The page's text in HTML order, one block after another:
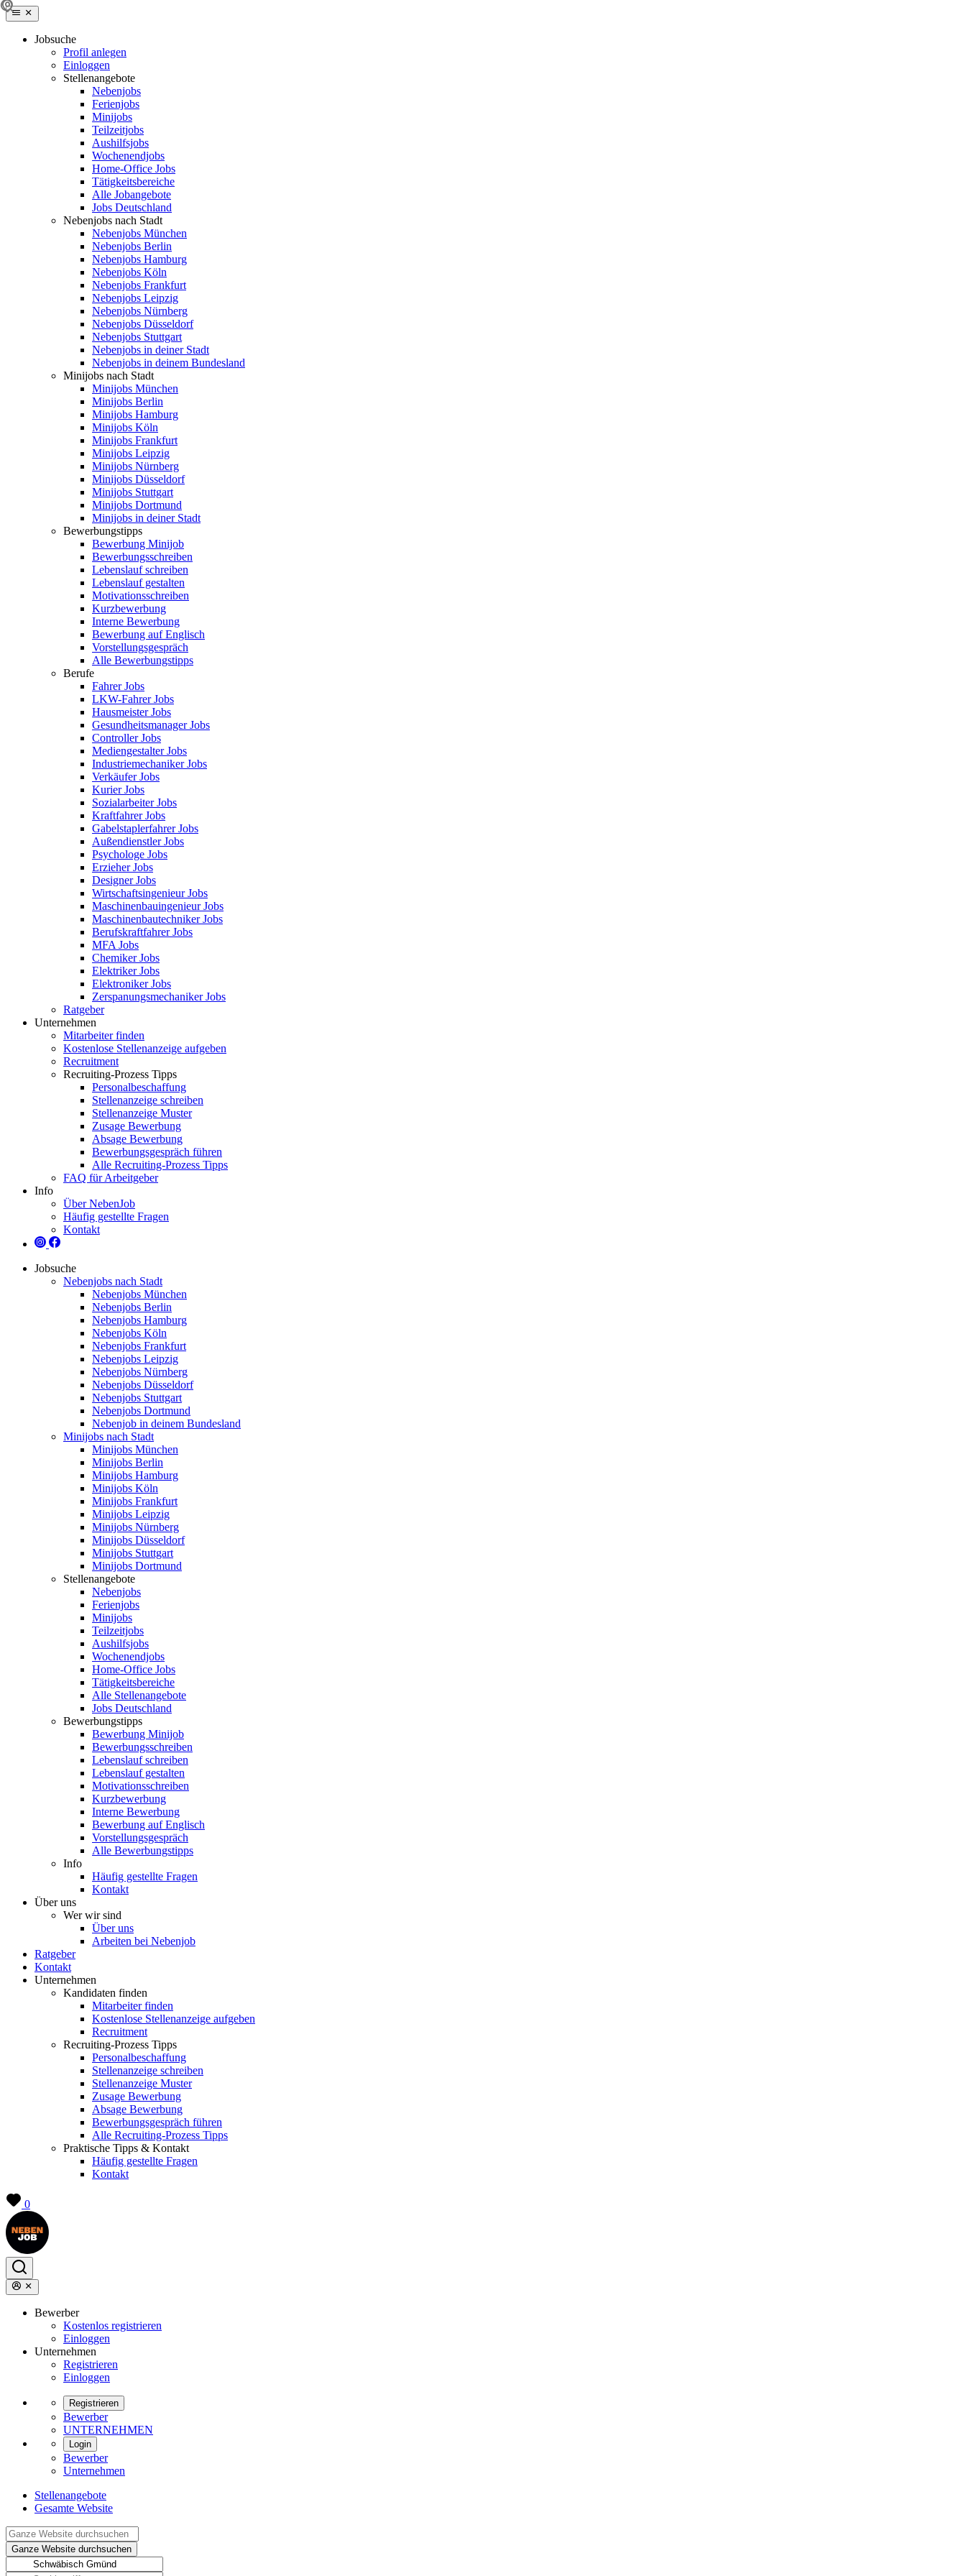
Jobsuche
Profil anlegen
Einloggen
Stellenangebote
Nebenjobs
Ferienjobs
Minijobs
Teilzeitjobs
Aushilfsjobs
Wochenendjobs
Home-Office Jobs
Tätigkeitsbereiche
Alle Jobangebote
Jobs Deutschland
Nebenjobs nach Stadt
Nebenjobs München
Nebenjobs Berlin
Nebenjobs Hamburg
Nebenjobs Köln
Nebenjobs Frankfurt
Nebenjobs Leipzig
Nebenjobs Nürnberg
Nebenjobs Düsseldorf
Nebenjobs Stuttgart
Nebenjobs in deiner Stadt
Nebenjobs in deinem Bundesland
Minijobs nach Stadt
Minijobs München
Minijobs Berlin
Minijobs Hamburg
Minijobs Köln
Minijobs Frankfurt
Minijobs Leipzig
Minijobs Nürnberg
Minijobs Düsseldorf
Minijobs Stuttgart
Minijobs Dortmund
Minijobs in deiner Stadt
Bewerbungstipps
Bewerbung Minijob
Bewerbungsschreiben
Lebenslauf schreiben
Lebenslauf gestalten
Motivationsschreiben
Kurzbewerbung
Interne Bewerbung
Bewerbung auf Englisch
Vorstellungsgespräch
Alle Bewerbungstipps
Berufe
Fahrer Jobs
LKW-Fahrer Jobs
Hausmeister Jobs
Gesundheitsmanager Jobs
Controller Jobs
Mediengestalter Jobs
Industriemechaniker Jobs
Verkäufer Jobs
Kurier Jobs
Sozialarbeiter Jobs
Kraftfahrer Jobs
Gabelstaplerfahrer Jobs
Außendienstler Jobs
Psychologe Jobs
Erzieher Jobs
Designer Jobs
Wirtschaftsingenieur Jobs
Maschinenbauingenieur Jobs
Maschinenbautechniker Jobs
Berufskraftfahrer Jobs
MFA Jobs
Chemiker Jobs
Elektriker Jobs
Elektroniker Jobs
Zerspanungsmechaniker Jobs
Ratgeber
Unternehmen
Mitarbeiter finden
Kostenlose Stellenanzeige aufgeben
Recruitment
Recruiting-Prozess Tipps
Personalbeschaffung
Stellenanzeige schreiben
Stellenanzeige Muster
Zusage Bewerbung
Absage Bewerbung
Bewerbungsgespräch führen
Alle Recruiting-Prozess Tipps
FAQ für Arbeitgeber
Info
Über NebenJob
Häufig gestellte Fragen
Kontakt
Jobsuche
Nebenjobs nach Stadt
Nebenjobs München
Nebenjobs Berlin
Nebenjobs Hamburg
Nebenjobs Köln
Nebenjobs Frankfurt
Nebenjobs Leipzig
Nebenjobs Nürnberg
Nebenjobs Düsseldorf
Nebenjobs Stuttgart
Nebenjobs Dortmund
Nebenjob in deinem Bundesland
Minijobs nach Stadt
Minijobs München
Minijobs Berlin
Minijobs Hamburg
Minijobs Köln
Minijobs Frankfurt
Minijobs Leipzig
Minijobs Nürnberg
Minijobs Düsseldorf
Minijobs Stuttgart
Minijobs Dortmund
Stellenangebote
Nebenjobs
Ferienjobs
Minijobs
Teilzeitjobs
Aushilfsjobs
Wochenendjobs
Home-Office Jobs
Tätigkeitsbereiche
Alle Stellenangebote
Jobs Deutschland
Bewerbungstipps
Bewerbung Minijob
Bewerbungsschreiben
Lebenslauf schreiben
Lebenslauf gestalten
Motivationsschreiben
Kurzbewerbung
Interne Bewerbung
Bewerbung auf Englisch
Vorstellungsgespräch
Alle Bewerbungstipps
Info
Häufig gestellte Fragen
Kontakt
Über uns
Wer wir sind
Über uns
Arbeiten bei Nebenjob
Ratgeber
Kontakt
Unternehmen
Kandidaten finden
Mitarbeiter finden
Kostenlose Stellenanzeige aufgeben
Recruitment
Recruiting-Prozess Tipps
Personalbeschaffung
Stellenanzeige schreiben
Stellenanzeige Muster
Zusage Bewerbung
Absage Bewerbung
Bewerbungsgespräch führen
Alle Recruiting-Prozess Tipps
Praktische Tipps & Kontakt
Häufig gestellte Fragen
Kontakt
0
Bewerber
Kostenlos registrieren
Einloggen
Unternehmen
Registrieren
Einloggen
Registrieren
Bewerber
UNTERNEHMEN
Login
Bewerber
Unternehmen
Stellenangebote
Gesamte Website